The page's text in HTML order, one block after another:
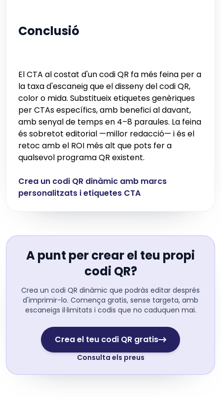
Conclusió
El CTA al costat d'un codi QR fa més feina per a
la taxa d'escaneig que el disseny del codi QR,
color o mida. Substitueix etiquetes genèriques
per CTAs específics, amb benefici al davant,
amb senyal de temps en 4–8 paraules. La feina
és sobretot editorial —millor redacció— i és el
retoc amb el ROI més alt que pots fer a
qualsevol programa QR existent.
Crea un codi QR dinàmic amb marcs
personalitzats i etiquetes CTA
A punt per crear el teu propi
codi QR?
Crea un codi QR dinàmic que podràs editar després
d'imprimir-lo. Comença gratis, sense targeta, amb
escaneigs il·limitats i codis que no caduquen mai.
Crea el teu codi QR gratis
Consulta els preus